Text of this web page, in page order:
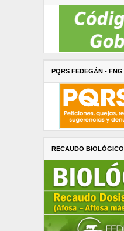
PQRS FEDEGÁN - FNG
RECAUDO BIOLÓGICO